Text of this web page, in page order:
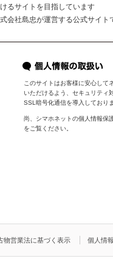
るサイトを目指しています
会社島忠が運営する公式サイト
このサイトはお客様に安心して
いただけるよう、セキュリティ
SSL暗号化通信を導入しておりま
尚、シマホネットの個人情報保
をご覧ください。
物営業法に基づく表示 個人情